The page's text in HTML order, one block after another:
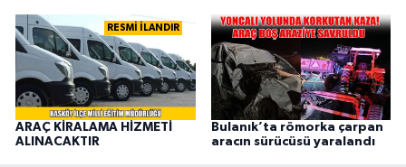
RESMİ İLANDIR
ARAÇ KİRALAMA HİZMETİ
ALINACAKTIR
Bulanık’ta römorka çarpan
aracın sürücüsü yaralandı